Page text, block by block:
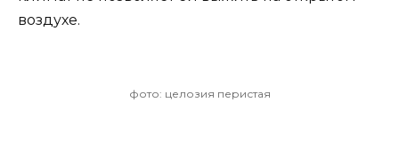
воздухе.
фото: целозия перистая